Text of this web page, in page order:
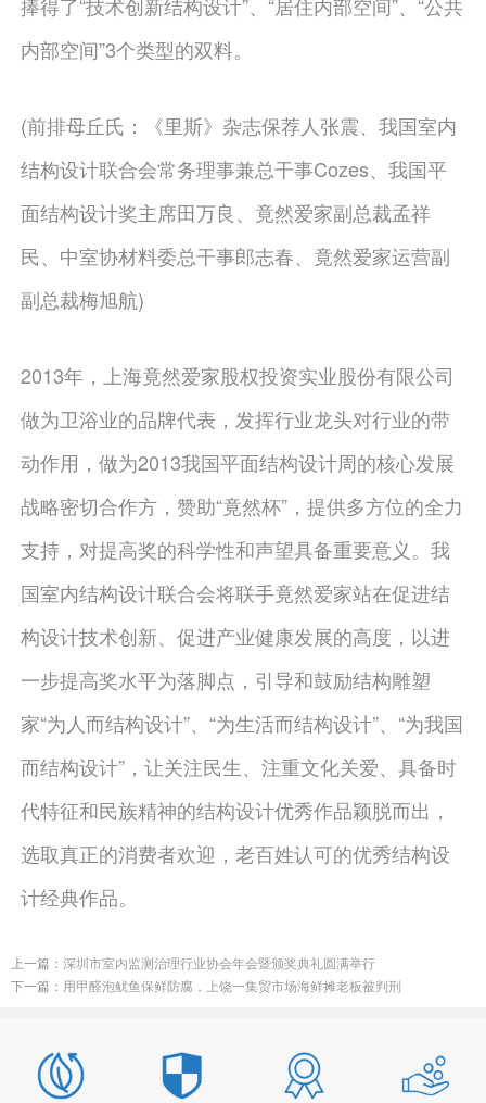
内部空间”3个类型的双料。
(前排母丘氏：《里斯》杂志保荐人张震、我国室内
结构设计联合会常务理事兼总干事Cozes、我国平
面结构设计奖主席田万良、竟然爱家副总裁孟祥
民、中室协材料委总干事郎志春、竟然爱家运营副
副总裁梅旭航)
2013年，上海竟然爱家股权投资实业股份有限公司
做为卫浴业的品牌代表，发挥行业龙头对行业的带
动作用，做为2013我国平面结构设计周的核心发展
战略密切合作方，赞助“竟然杯”，提供多方位的全力
支持，对提高奖的科学性和声望具备重要意义。我
国室内结构设计联合会将联手竟然爱家站在促进结
构设计技术创新、促进产业健康发展的高度，以进
一步提高奖水平为落脚点，引导和鼓励结构雕塑
家“为人而结构设计”、“为生活而结构设计”、“为我国
而结构设计”，让关注民生、注重文化关爱、具备时
代特征和民族精神的结构设计优秀作品颖脱而出，
选取真正的消费者欢迎，老百姓认可的优秀结构设
计经典作品。
上一篇： 深圳市室内监测治理行业协会年会暨颁奖典礼圆满举行
下一篇： 用甲醛泡鱿鱼保鲜防腐，上饶一集贸市场海鲜摊老板被判刑